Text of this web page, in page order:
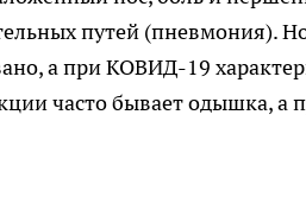
путей (пневмония).
а при КОВИД-19
часто бывает одышка, а